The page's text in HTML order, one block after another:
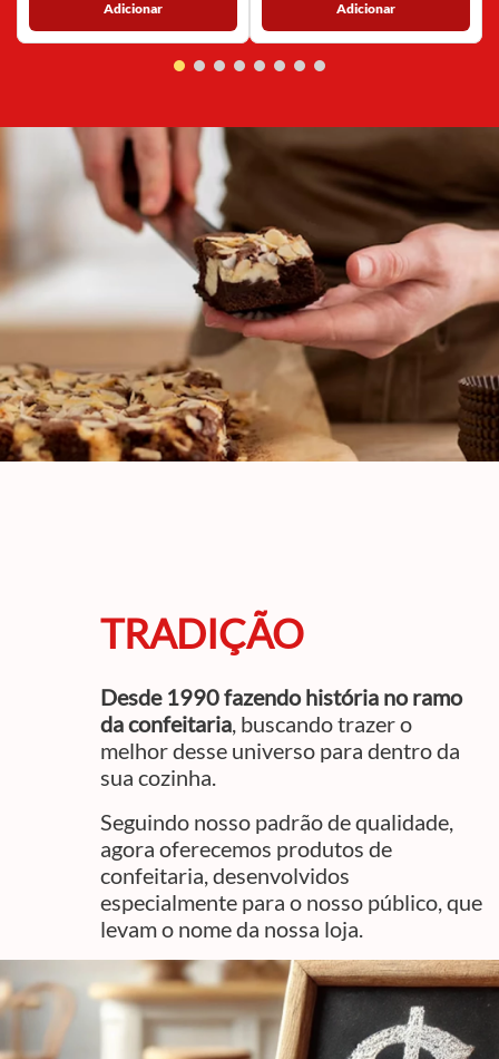
Adicionar Adicionar
TRADIÇÃO
Desde 1990 fazendo história no ramo
da confeitaria, buscando trazer o
melhor desse universo para dentro da
sua cozinha.
Seguindo nosso padrão de qualidade,
agora oferecemos produtos de
confeitaria, desenvolvidos
especialmente para o nosso público, que
levam o nome da nossa loja.